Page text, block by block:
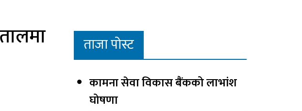
ताजा पोस्ट
कामना सेवा विकास बैंकको लाभांश
घोषणा